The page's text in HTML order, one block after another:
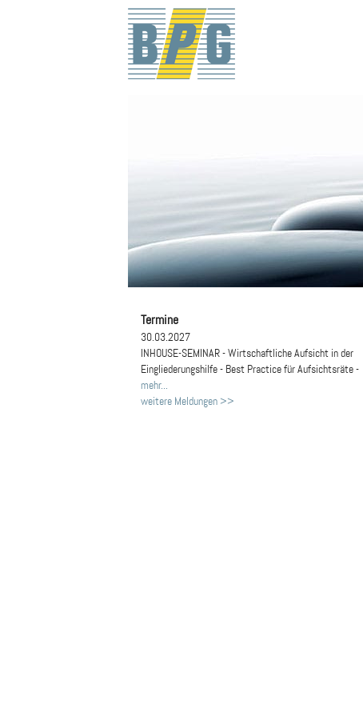
Termine
30.03.2027
INHOUSE-SEMINAR - Wirtschaftliche Aufsicht in der
Eingliederungshilfe - Best Practice für Aufsichtsräte -
mehr...
weitere Meldungen